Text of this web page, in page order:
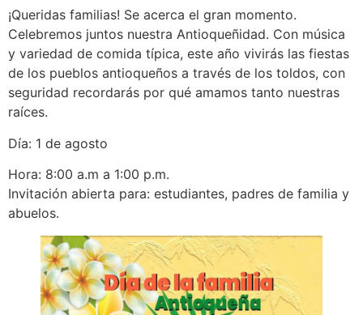
¡Queridas familias! Se acerca el gran momento.
Celebremos juntos nuestra Antioqueñidad. Con música
y variedad de comida típica, este año vivirás las fiestas
de los pueblos antioqueños a través de los toldos, con
seguridad recordarás por qué amamos tanto nuestras
raíces.
Día: 1 de agosto
Hora: 8:00 a.m a 1:00 p.m.
Invitación abierta para: estudiantes, padres de familia y
abuelos.